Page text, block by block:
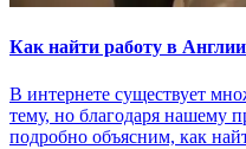
Как найти работу в
В интернете существует
тему, но благодаря нашему
подробно объясним, как